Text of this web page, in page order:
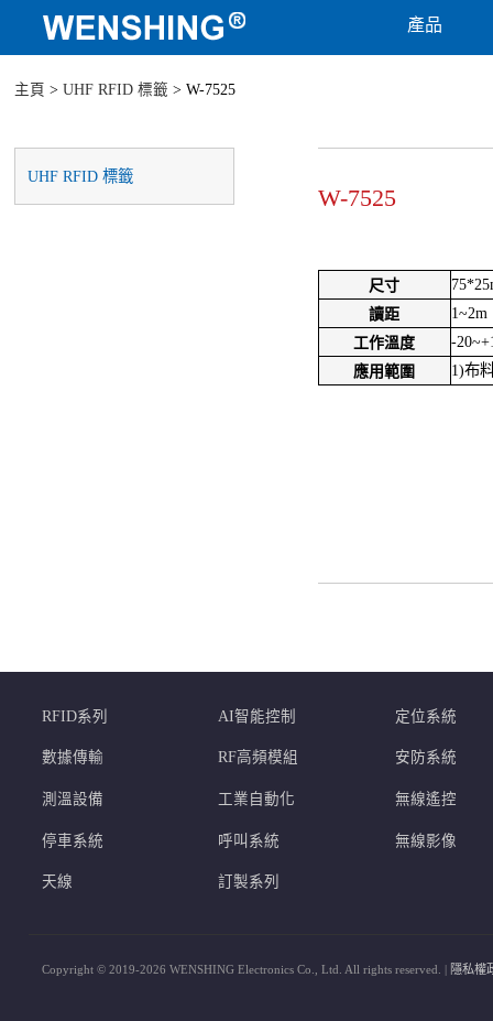
產品
主頁 > UHF RFID 標籤 > W-7525
UHF RFID 標籤
W-7525
尺寸
讀距 1~2m
工作溫度 -
應用範圍 1)布
RFID系列 AI智能控制 定位系統
數據傳輸 RF高頻模組 安防系統
測溫設備 工業自動化 無線遙控
停車系統 呼叫系統 無線影像
天線 訂製系列
Copyright © 2019-2026 WENSHING Electronics Co., Ltd. All rights reserved. | 隱私權